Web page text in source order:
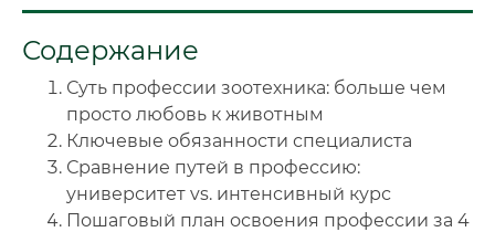
Содержание
Суть профессии зоотехника: больше чем
просто любовь к животным
Ключевые обязанности специалиста
Сравнение путей в профессию:
университет vs. интенсивный курс
Пошаговый план освоения профессии за 4